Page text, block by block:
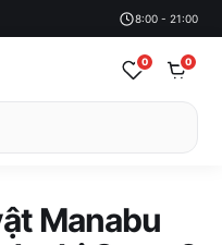
8:00 - 21:00
0 0
Manabu